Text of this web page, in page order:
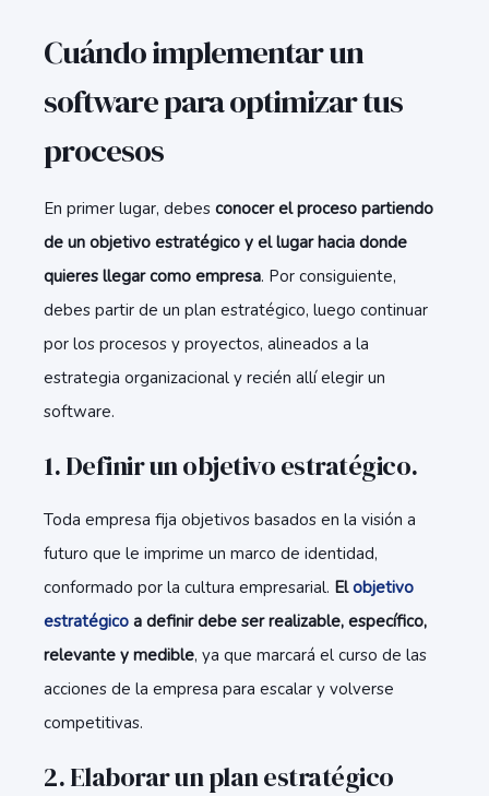
Cuándo implementar un
software para optimizar tus
procesos
En primer lugar, debes conocer el proceso partiendo
de un objetivo estratégico y el lugar hacia donde
quieres llegar como empresa. Por consiguiente,
debes partir de un plan estratégico, luego continuar
por los procesos y proyectos, alineados a la
estrategia organizacional y recién allí elegir un
software.
1. Definir un objetivo estratégico.
Toda empresa fija objetivos basados en la visión a
futuro que le imprime un marco de identidad,
conformado por la cultura empresarial. Elobjetivo
estratégico a definir debe ser realizable, específico,
relevante y medible, ya que marcará el curso de las
acciones de la empresa para escalar y volverse
competitivas.
2. Elaborar un plan estratégico